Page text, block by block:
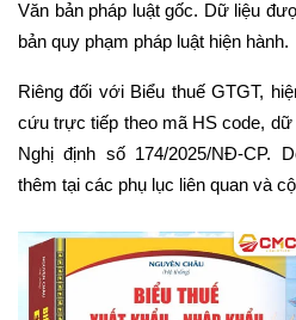
Văn bản pháp luật gốc. Dữ liệu
bản quy phạm pháp luật hiện hành.
Riêng đối với Biểu thuế GTGT,
cứu trực tiếp theo mã HS code,
Nghị định số 174/2025/NĐ-CP.
thêm tại các phụ lục liên quan và